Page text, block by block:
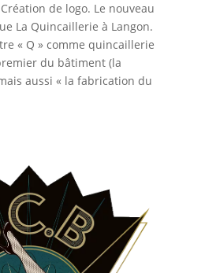
de logo. Le nouveau
La Quincaillerie à Langon.
« Q » comme quincaillerie
du bâtiment (la
aussi « la fabrication du